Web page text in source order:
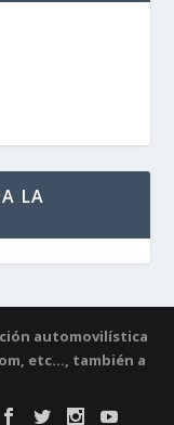
LA
automovilística
etc..., también a